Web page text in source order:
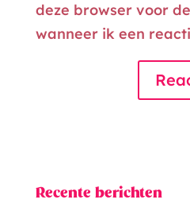
deze browser voor
wanneer ik een
e
Recente berichten